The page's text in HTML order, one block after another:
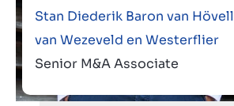
Stan Diederik Baron van Hövell
van Wezeveld en Westerflier
Senior M&A Associate